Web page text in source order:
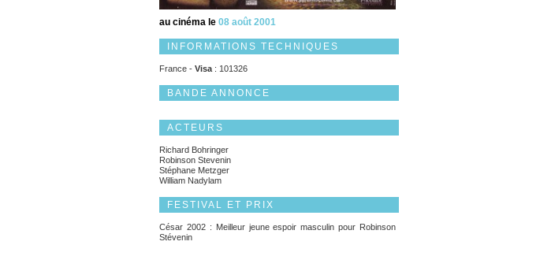
au cinéma le 08 août 2001
INFORMATIONS TECHNIQUES
France - Visa : 101326
BANDE ANNONCE
ACTEURS
Richard Bohringer
Robinson Stevenin
Stéphane Metzger
William Nadylam
FESTIVAL ET PRIX
César 2002 : Meilleur jeune espoir masculin pour Robinson
Stévenin